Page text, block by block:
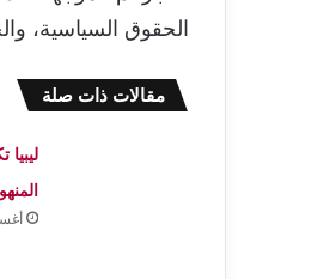
الحقوق السياسية،
مقالات ذات صلة